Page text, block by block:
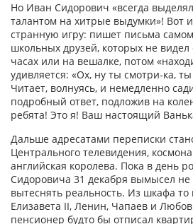
Но Иван Сидорович «всегда
талантом на хитрые выдумки»! Вот
странную игру: пишет письма
школьных друзей, которых не
часах или на вешалке, потом
удивляется: «Ох, ну ты смотри-ка,
Читает, волнуясь, и немедленно
подробный ответ, подложив на
ребята! Это я! Ваш настоящий
Дальше адресатами переписки
Центрального телевидения,
английская королева. Пока в день
Сидоровича 31 декабря вымысел не
вытеснять реальность. Из шкафа
Елизавета II, Ленин, Чапаев и
пенсионер будто бы отписал